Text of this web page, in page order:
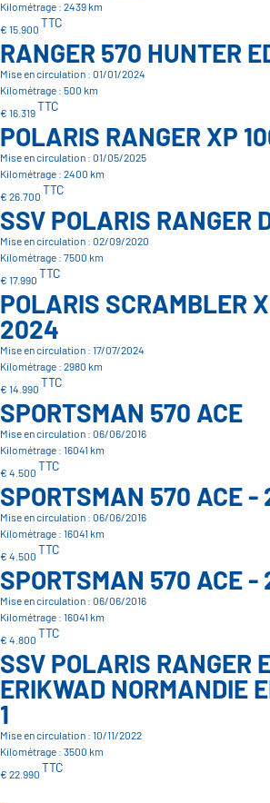
Kilométrage : 2439 km
€ 15.900 TTC
RANGER 570 HUNTER
Mise en circulation : 01/01/2024
Kilométrage : 500 km
€ 16.319TTC
POLARIS RANGER XP
Mise en circulation : 01/05/2025
Kilométrage : 2400 km
€ 26.700 TTC
SSV POLARIS RANGER
Mise en circulation : 02/09/2020
Kilométrage : 7500 km
€ 17.990 TTC
POLARIS SCRAMBLER
2024
Mise en circulation : 17/07/2024
Kilométrage : 2980 km
€ 14.990 TTC
SPORTSMAN 570 ACE
Mise en circulation : 06/06/2016
Kilométrage : 16041 km
€ 4.500 TTC
SPORTSMAN 570 ACE -
Mise en circulation : 06/06/2016
Kilométrage : 16041 km
€ 4.500 TTC
SPORTSMAN 570 ACE -
Mise en circulation : 06/06/2016
Kilométrage : 16041 km
€ 4.800 TTC
SSV POLARIS RANGER
ERIKWAD NORMANDIE
1
Mise en circulation : 10/11/2022
Kilométrage : 3500 km
€ 22.990 TTC